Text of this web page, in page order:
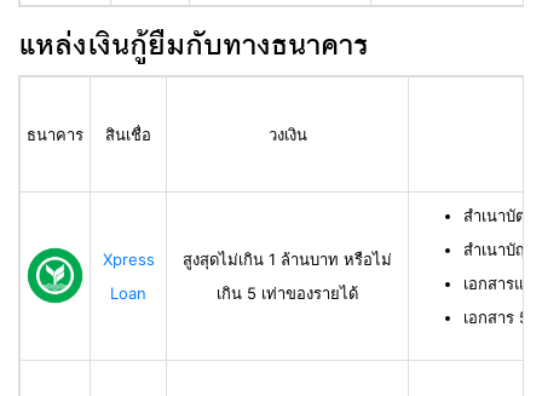
แหล่งเงินกู้ยืมกับทางธนาคาร
ธนาคาร สินเชื่อ วงเงิน
Xpress
Loan
สูงสุดไม่เกิน 1 ล้านบาท หรือไม่
เกิน 5 เท่าของรายได้
สำเนาบัตร
สำเนาบัญ
เอกสารแส
เอกสาร